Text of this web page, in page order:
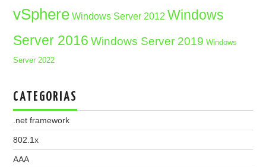
vSphere Windows Server 2012 Windows
Server 2016 Windows Server 2019 Windows
Server 2022
CATEGORIAS
.net framework
802.1x
AAA